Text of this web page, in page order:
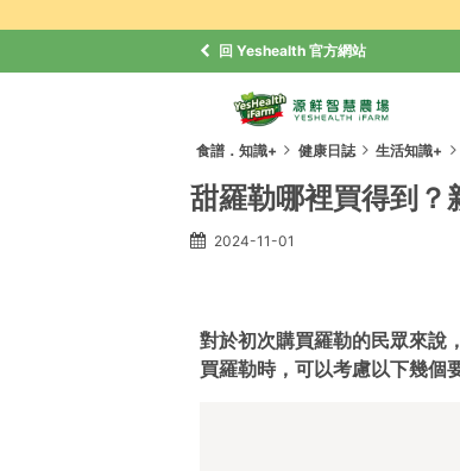
回 Yeshealth 官方網站
食譜．知識+ 健康日誌 生活知識+
甜羅勒哪裡買得到？
2024-11-01
對於初次購買羅勒的民眾來說
買羅勒時，可以考慮以下幾個